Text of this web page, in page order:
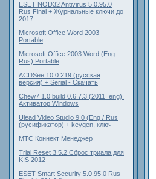
ESET NOD32 Antivirus 5.0.95.0
Rus Final + Журнальные ключи до
2017
Microsoft Office Word 2003
Portable
Microsoft Office 2003 Word (Eng
Rus) Portable
ACDSee 10.0.219 (русская
версия) + Serial - Скачать
Chew7 1.0 build 0.6.7.3 (2011_eng).
Активатор Windows
Ulead Video Studio 9.0 (Eng / Rus
(русификатор) + keygen, ключ
МТС Коннект Менеджер
Trial Reset 3.5.2 Сброс триала для
KIS 2012
ESET Smart Security 5.0.95.0 Rus